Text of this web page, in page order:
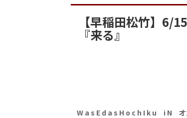
【早稲田松竹】6/
『来る』
W a s E d a s H o c h I k u i N オ